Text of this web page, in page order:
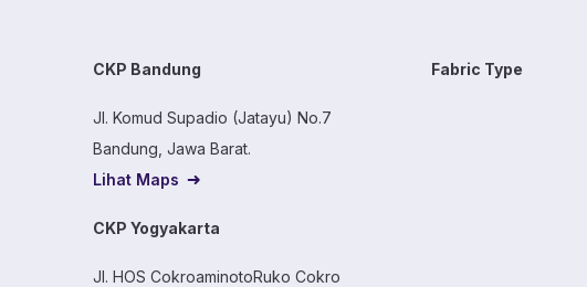
CKP Bandung
Jl. Komud Supadio (Jatayu) No.7
Bandung, Jawa Barat.
Lihat Maps
CKP Yogyakarta
Jl. HOS CokroaminotoRuko Cokro
Fabric Type